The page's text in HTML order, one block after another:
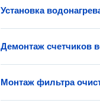
Установка
Демонтаж счетчиков
Монтаж фильтра